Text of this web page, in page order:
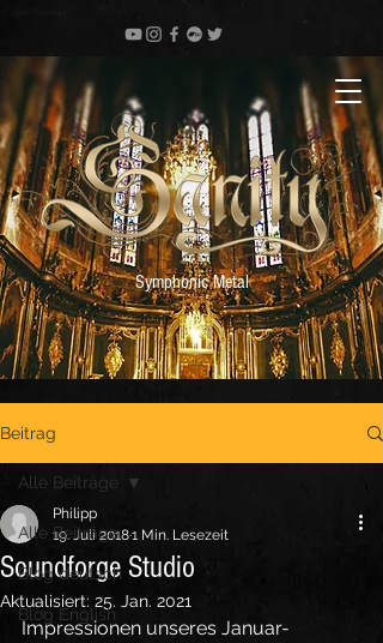
Symphonic Metal
Beitrag
Alle Beiträge
Blog deutsch
Blog English
Alle Beiträge
Soundforge Studio
Philipp
19. Juli 20181 Min. Lesezeit
Aktualisiert: 25. Jan. 2021
Impressionen unseres Januar-